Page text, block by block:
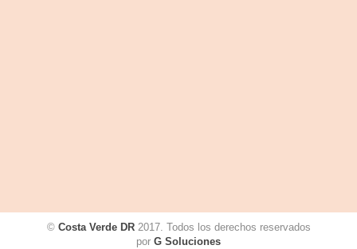
© Costa Verde DR2017. Todos los derechos reservados
por G Soluciones